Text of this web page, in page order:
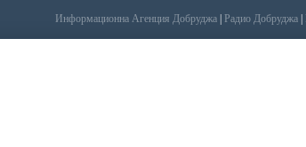
Информационна Агенция Добруджа Радио Добруджа